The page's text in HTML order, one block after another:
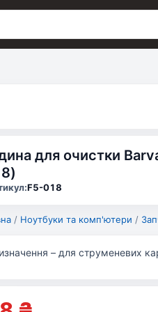
для очистки
F5-018
/ Ноутбуки та комп'ютери /
– для струменевих